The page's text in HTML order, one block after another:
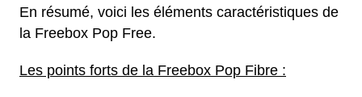
En résumé, voici les éléments caractéristiques de
la Freebox Pop Free.
Les points forts de la Freebox Pop Fibre :